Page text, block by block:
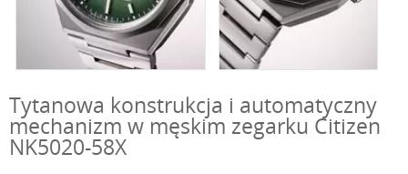
Tytanowa konstrukcja i automatyczny
mechanizm w męskim zegarku Citizen
NK5020-58X